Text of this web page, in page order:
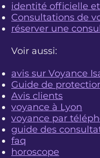
identité officielle
Consultations de
réserver une
Voir aussi:
avis sur Voyance
Guide de
Avis clients​
voyance à Lyon
voyance par
guide des
faq
horoscope